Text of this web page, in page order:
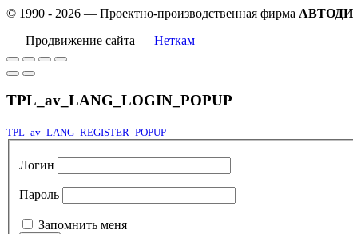
© 1990 - 2026 — Проектно-производственная фирма
Продвижение сайта — Неткам
TPL_av_LANG_LOGIN_POPUP
TPL_av_LANG_REGISTER_POPUP
Логин
Пароль
Запомнить меня